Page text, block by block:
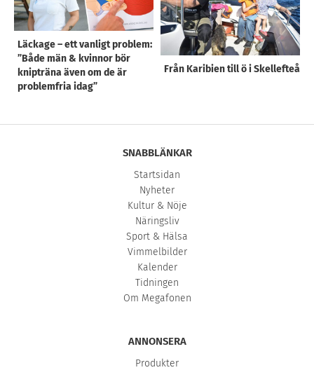
Läckage – ett vanligt problem:
”Både män & kvinnor bör
knipträna även om de är
problemfria idag”
Från Karibien till ö i Skellefteå
SNABBLÄNKAR
Startsidan
Nyheter
Kultur & Nöje
Näringsliv
Sport & Hälsa
Vimmelbilder
Kalender
Tidningen
Om Megafonen
ANNONSERA
Produkter